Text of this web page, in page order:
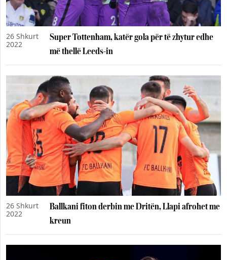
26 Shkurt
2022
Super Tottenham, katër gola për të zhytur edhe
më thellë Leeds-in
26 Shkurt
2022
Ballkani fiton derbin me Dritën, Llapi afrohet me
kreun